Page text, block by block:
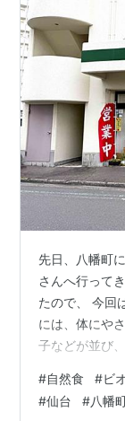
先日、八幡町
さんへ行って
たので、 今回
には、体にや
子などが並び
飴。 この飴に
店主さんの商
#自然食 #ビ
#仙台 #八幡